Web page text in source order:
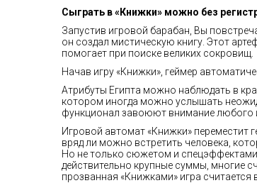
Сыграть в «Книжки» можно без
Запустив игровой барабан, Вы
он создал мистическую книгу. Этот
помогает при поиске великих сокровищ.
Начав игру «Книжки», геймер
Атрибуты Египта можно наблюдать в
котором иногда можно услышать
функционал завоюют внимание любого
Игровой автомат «Книжки» переместит
вряд ли можно встретить человека,
Но не только сюжетом и
действительно крупные суммы, многие
прозванная «Книжками» игра считается